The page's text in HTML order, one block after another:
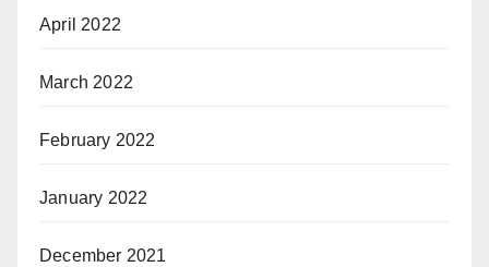
April 2022
March 2022
February 2022
January 2022
December 2021